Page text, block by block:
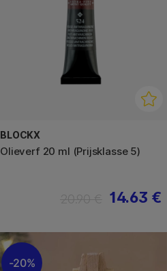
BLOCKX
Olieverf 20 ml (Prijsklasse 5)
14.63 €
20%